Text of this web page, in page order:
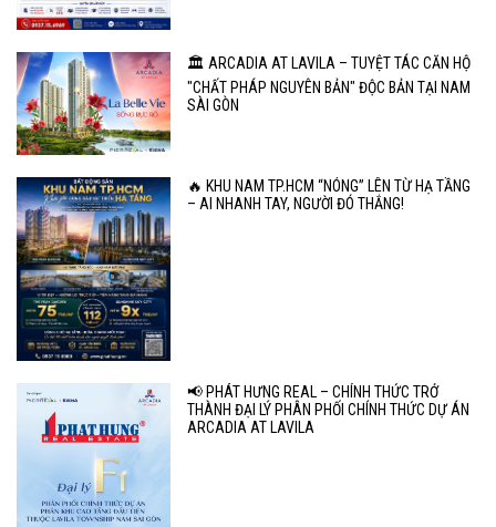
🏛️ ARCADIA AT LAVILA – TUYỆT TÁC CĂN HỘ
"CHẤT PHÁP NGUYÊN BẢN" ĐỘC BẢN TẠI NAM
SÀI GÒN
🔥 KHU NAM TP.HCM “NÓNG” LÊN TỪ HẠ TẦNG
– AI NHANH TAY, NGƯỜI ĐÓ THẮNG!
📢 PHÁT HƯNG REAL – CHÍNH THỨC TRỞ
THÀNH ĐẠI LÝ PHÂN PHỐI CHÍNH THỨC DỰ ÁN
ARCADIA AT LAVILA